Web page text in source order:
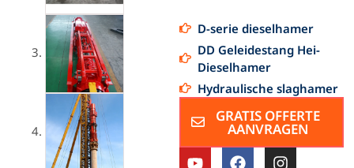
D-serie dieselhamer
DD Geleidestang Hei-
Dieselhamer
Hydraulische slaghamer
GRATIS OFFERTE
AANVRAGEN
Y F I